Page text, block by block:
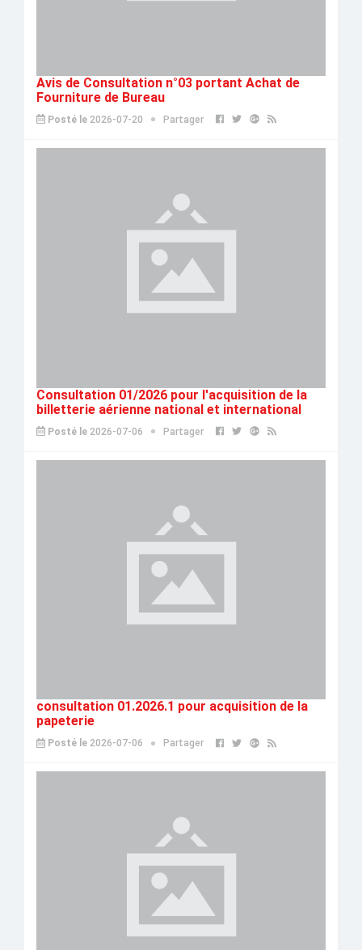
Avis de Consultation n°03 portant Achat de
Fourniture de Bureau
Posté le2026-07-20 Partager
Consultation 01/2026 pour l'acquisition de la
billetterie aérienne national et international
Posté le2026-07-06 Partager
consultation 01.2026.1 pour acquisition de la
papeterie
Posté le2026-07-06 Partager